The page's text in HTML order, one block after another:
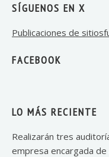
SÍGUENOS EN X
Publicaciones de
FACEBOOK
LO MÁS RECIENTE
Realizarán tres
empresa encargada